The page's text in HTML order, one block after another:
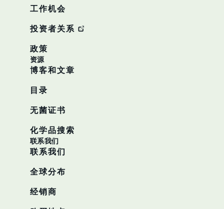
工作机会
投资者关系
政策
资源
博客和文章
目录
无菌证书
化学品搜索
联系我们
联系我们
全球分布
经销商